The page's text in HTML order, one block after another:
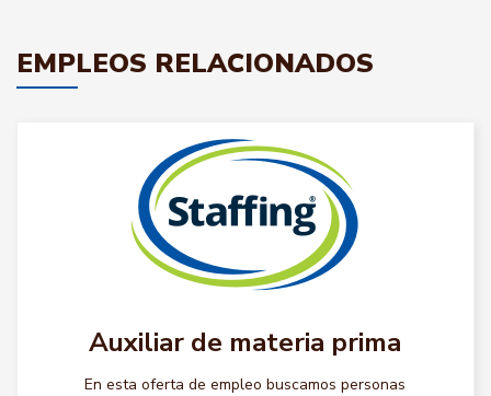
EMPLEOS RELACIONADOS
Auxiliar de materia prima
En esta oferta de empleo buscamos personas